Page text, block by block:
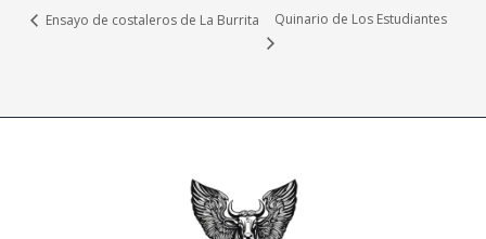
Ensayo de costaleros de La Burrita Quinario de Los Estudiantes